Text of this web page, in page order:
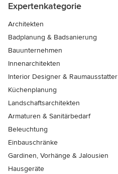
Expertenkategorie
Architekten
Badplanung & Badsanierung
Bauunternehmen
Innenarchitekten
Interior Designer & Raumausstatter
Küchenplanung
Landschaftsarchitekten
Armaturen & Sanitärbedarf
Beleuchtung
Einbauschränke
Gardinen, Vorhänge & Jalousien
Hausgeräte